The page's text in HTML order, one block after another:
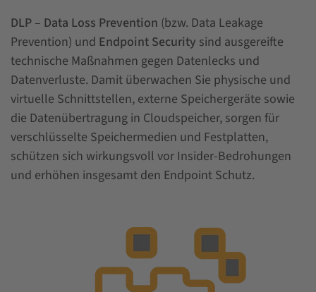
DLP – Data Loss Prevention (bzw. Data Leakage
Prevention) und Endpoint Security sind ausgereifte
technische Maßnahmen gegen Datenlecks und
Datenverluste. Damit überwachen Sie physische und
virtuelle Schnittstellen, externe Speichergeräte sowie
die Datenübertragung in Cloudspeicher, sorgen für
verschlüsselte Speichermedien und Festplatten,
schützen sich wirkungsvoll vor Insider-Bedrohungen
und erhöhen insgesamt den Endpoint Schutz.